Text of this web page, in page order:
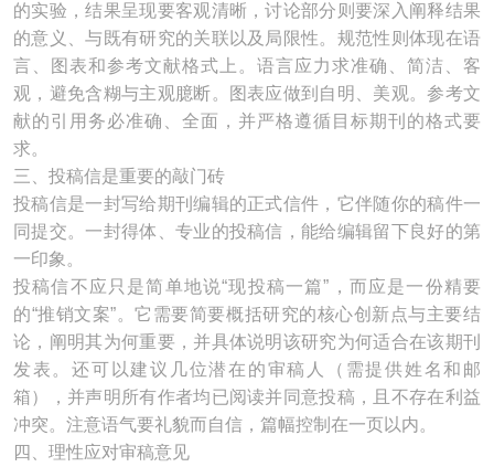
的实验，结果呈现要客观清晰，讨论部分则要深入阐释结果
的意义、与既有研究的关联以及局限性。规范性则体现在语
言、图表和参考文献格式上。语言应力求准确、简洁、客
观，避免含糊与主观臆断。图表应做到自明、美观。参考文
献的引用务必准确、全面，并严格遵循目标期刊的格式要
求。
三、投稿信是重要的敲门砖
投稿信是一封写给期刊编辑的正式信件，它伴随你的稿件一
同提交。一封得体、专业的投稿信，能给编辑留下良好的第
一印象。
投稿信不应只是简单地说“现投稿一篇”，而应是一份精要
的“推销文案”。它需要简要概括研究的核心创新点与主要结
论，阐明其为何重要，并具体说明该研究为何适合在该期刊
发表。还可以建议几位潜在的审稿人（需提供姓名和邮
箱），并声明所有作者均已阅读并同意投稿，且不存在利益
冲突。注意语气要礼貌而自信，篇幅控制在一页以内。
四、理性应对审稿意见